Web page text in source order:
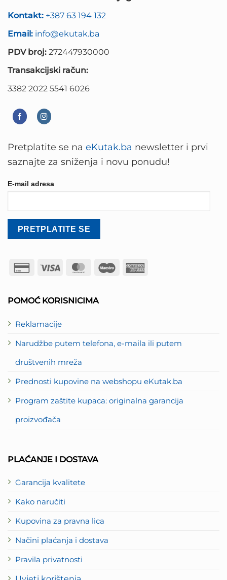
Kontakt: +387 63 194 132
Email: info@ekutak.ba
PDV broj: 272447930000
Transakcijski račun:
3382 2022 5541 6026
POMOĆ KORISNICIMA
Reklamacije
Narudžbe putem telefona, e-maila ili putem
društvenih mreža
Prednosti kupovine na webshopu eKutak.ba
Program zaštite kupaca: originalna garancija
proizvođača
PLAĆANJE I DOSTAVA
Garancija kvalitete
Kako naručiti
Kupovina za pravna lica
Načini plaćanja i dostava
Pravila privatnosti
Pretplatite se na eKutak.ba newsletter i prvi
saznajte za sniženja i novu ponudu!
E-mail adresa
Credit
Visa MasterCard
Maestro